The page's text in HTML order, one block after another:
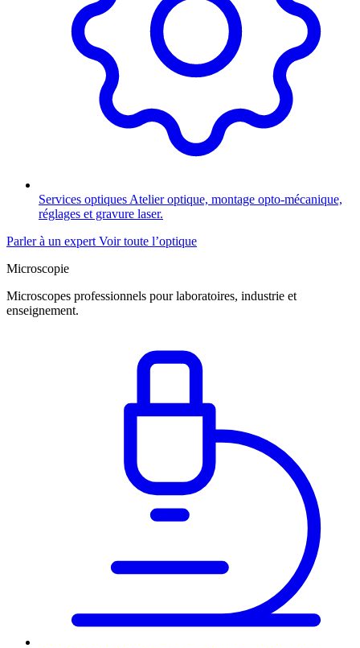
Services optiques Atelier optique, montage opto-mécanique,
réglages et gravure laser.
Parler à un expert Voir toute l’optique
Microscopie
Microscopes professionnels pour laboratoires, industrie et
enseignement.